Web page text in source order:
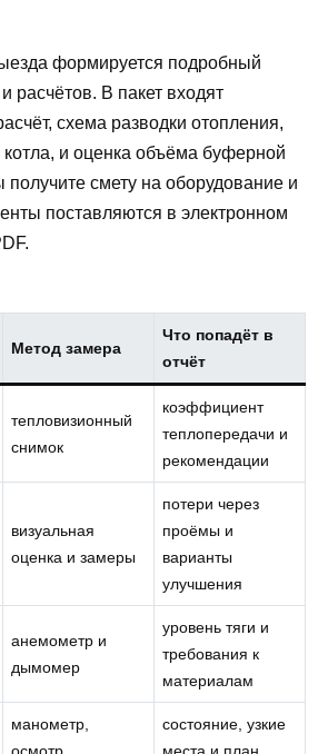
формируется подробный
расчётов. В пакет входят
схема разводки отопления,
и оценка объёма буферной
получите смету на оборудование и
поставляются в электронном
Метод замера
Что попадёт в
отчёт
тепловизионный
снимок
коэффициент
теплопередачи и
рекомендации
визуальная
оценка и замеры
потери через
проёмы и
варианты
улучшения
анемометр и
дымомер
уровень тяги и
требования к
материалам
манометр,
состояние, узкие